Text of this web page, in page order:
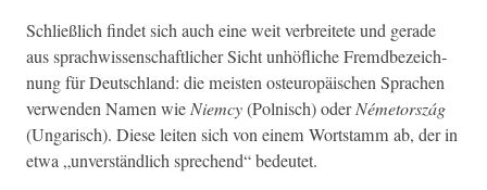
Schließlich find­et sich auch eine weit ver­bre­it­ete und ger­ade
aus sprach­wis­senschaftlich­er Sicht unhöfliche Fremd­beze­ich­
nung für Deutsch­land: die meis­ten osteu­ropäis­chen Sprachen
ver­wen­den Namen wie Niem­cy(Pol­nisch) oderNéme­tország
(Ungarisch). Diese leit­en sich von einem Wort­stamm ab, der in
etwa „unver­ständlich sprechend“ bedeutet.